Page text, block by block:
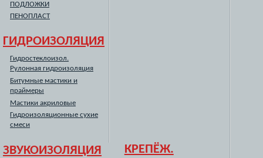
ПОДЛОЖКИ
ПЕНОПЛАСТ
ГИДРОИЗОЛЯЦИЯ
Гидростеклоизол.
Рулонная гидроизоляция
Битумные мастики и
праймеры
Мастики акриловые
Гидроизоляционные сухие
смеси
ЗВУКОИЗОЛЯЦИЯ
КРЕПЁЖ.